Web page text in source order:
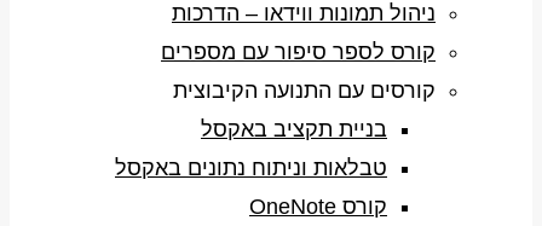
ניהול תמונות ווידאו – הדרכות
קורס לספר סיפור עם מספרים
קורסים עם התנועה הקיבוצית
בניית תקציב באקסל
טבלאות וניתוח נתונים באקסל
קורס OneNote